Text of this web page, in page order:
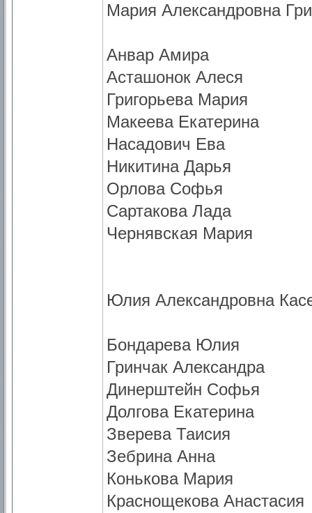
Мария Александровна
Анвар Амира
Асташонок Алеся
Григорьева Мария
Макеева Екатерина
Насадович Ева
Никитина Дарья
Орлова Софья
Сартакова Лада
Чернявская Мария
Юлия Александровна
Бондарева Юлия
Гринчак Александра
Динерштейн Софья
Долгова Екатерина
Зверева Таисия
Зебрина Анна
Конькова Мария
Краснощекова Анастасия